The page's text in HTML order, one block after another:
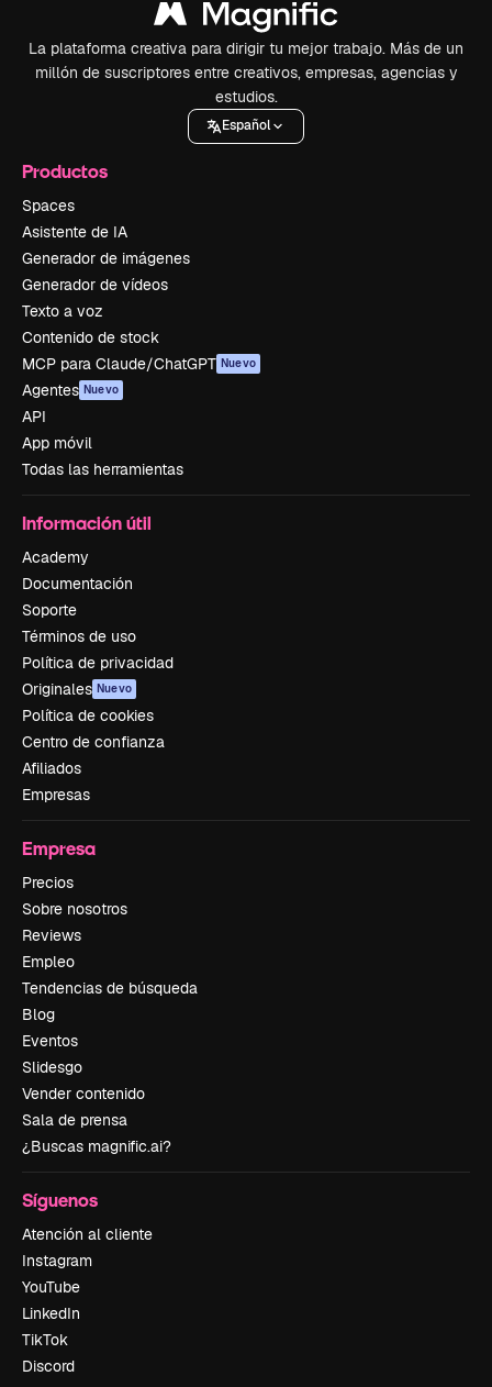
La plataforma creativa para dirigir tu mejor trabajo. Más de un
millón de suscriptores entre creativos, empresas, agencias y
estudios.
Español
Productos
Spaces
Asistente de IA
Generador de imágenes
Generador de vídeos
Texto a voz
Contenido de stock
MCP para Claude/ChatGPT Nuevo
Agentes Nuevo
API
App móvil
Todas las herramientas
Información útil
Academy
Documentación
Soporte
Términos de uso
Política de privacidad
Originales Nuevo
Política de cookies
Centro de confianza
Afiliados
Empresas
Empresa
Precios
Sobre nosotros
Reviews
Empleo
Tendencias de búsqueda
Blog
Eventos
Slidesgo
Vender contenido
Sala de prensa
¿Buscas magnific.ai?
Síguenos
Atención al cliente
Instagram
YouTube
LinkedIn
TikTok
Discord